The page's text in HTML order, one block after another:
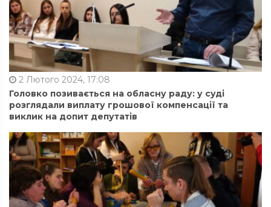
2 Лютого 2024, 17:08
Головко позивається на обласну раду: у суді
розглядали виплату грошової компенсації та
виклик на допит депутатів